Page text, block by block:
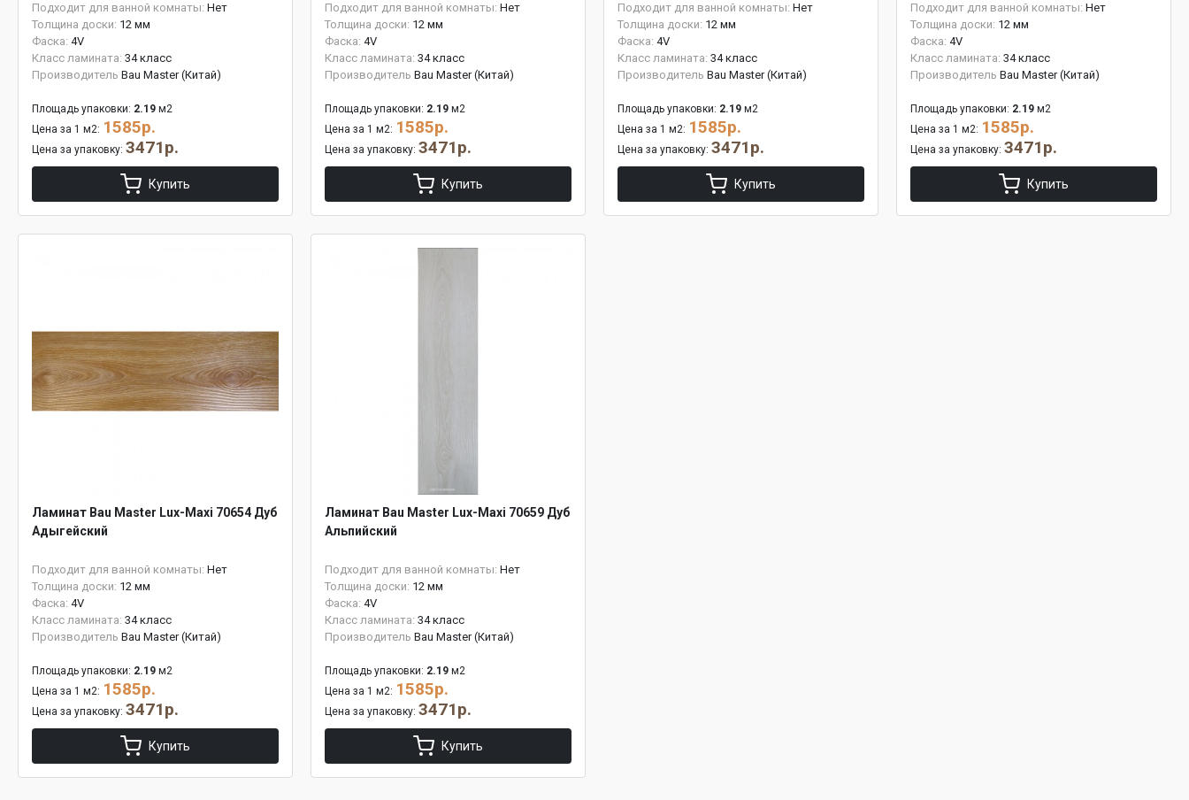
Подходит для ванной комнаты: Нет
Толщина доски: 12 мм
Фаска: 4V
Класс ламината: 34 класс
Производитель Bau Master (Китай)
Площадь упаковки: 2.19 м2
Цена за 1 м2: 1585р.
Цена за упаковку: 3471р.
Купить
Подходит для ванной комнаты: Нет
Толщина доски: 12 мм
Фаска: 4V
Класс ламината: 34 класс
Производитель Bau Master (Китай)
Площадь упаковки: 2.19 м2
Цена за 1 м2: 1585р.
Цена за упаковку: 3471р.
Купить
Подходит для ванной комнаты: Нет
Толщина доски: 12 мм
Фаска: 4V
Класс ламината: 34 класс
Производитель Bau Master (Китай)
Площадь упаковки: 2.19 м2
Цена за 1 м2: 1585р.
Цена за упаковку: 3471р.
Купить
Подходит для ванной комнаты: Нет
Толщина доски: 12 мм
Фаска: 4V
Класс ламината: 34 класс
Производитель Bau Master (Китай)
Площадь упаковки: 2.19 м2
Цена за 1 м2: 1585р.
Цена за упаковку: 3471р.
Купить
Ламинат Bau Master Lux-Maxi 70654 Дуб
Адыгейский
Подходит для ванной комнаты: Нет
Толщина доски: 12 мм
Фаска: 4V
Класс ламината: 34 класс
Производитель Bau Master (Китай)
Площадь упаковки: 2.19 м2
Цена за 1 м2: 1585р.
Цена за упаковку: 3471р.
Купить
Ламинат Bau Master Lux-Maxi 70659 Дуб
Альпийский
Подходит для ванной комнаты: Нет
Толщина доски: 12 мм
Фаска: 4V
Класс ламината: 34 класс
Производитель Bau Master (Китай)
Площадь упаковки: 2.19 м2
Цена за 1 м2: 1585р.
Цена за упаковку: 3471р.
Купить